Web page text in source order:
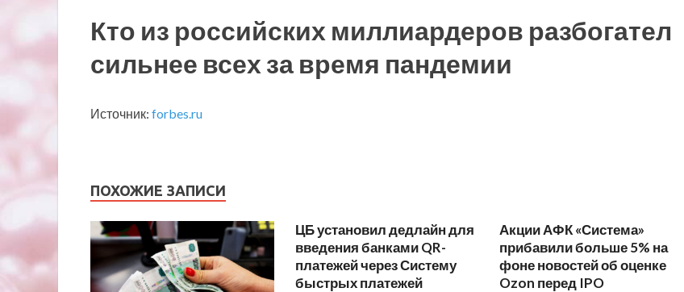
Кто из российских миллиардеров разбогател
сильнее всех за время пандемии
Источник: forbes.ru
ПОХОЖИЕ ЗАПИСИ
ЦБ установил дедлайн для
введения банками QR-
платежей через Систему
быстрых платежей
Акции АФК «Система»
прибавили больше 5% на
фоне новостей об оценке
Ozon перед IPO